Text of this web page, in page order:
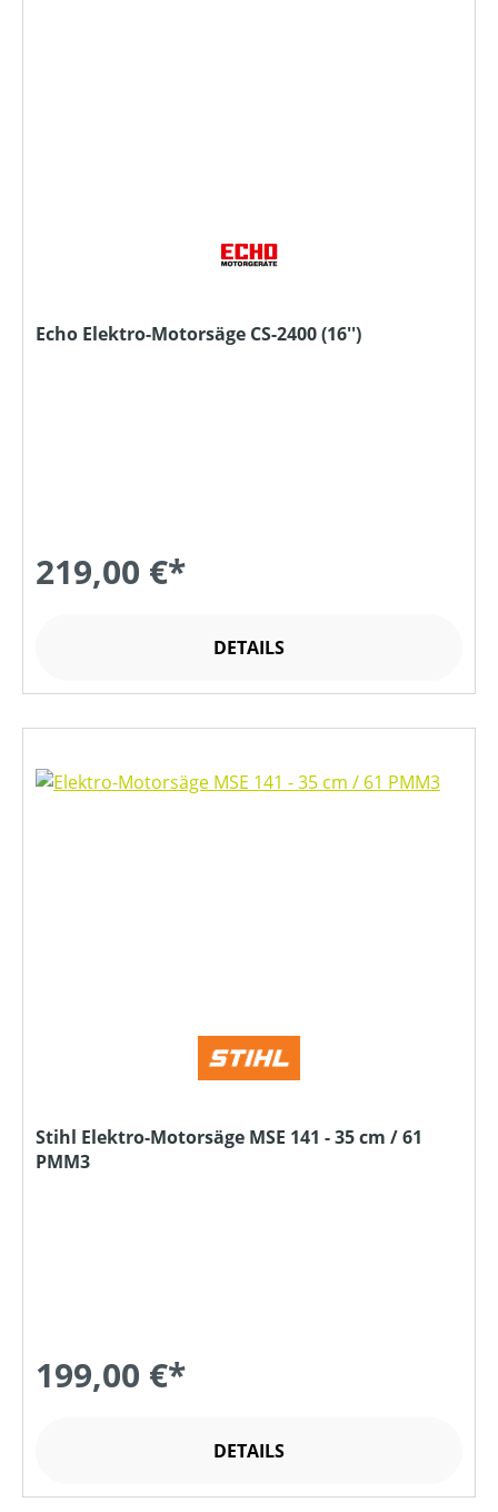
Echo Elektro-Motorsäge CS-2400 (16'')
219,00 €*
DETAILS
Stihl Elektro-Motorsäge MSE 141 - 35 cm / 61
PMM3
199,00 €*
DETAILS